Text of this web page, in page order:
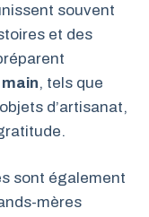
souvent
et des
, tels que
d’artisanat,
sont également
mères